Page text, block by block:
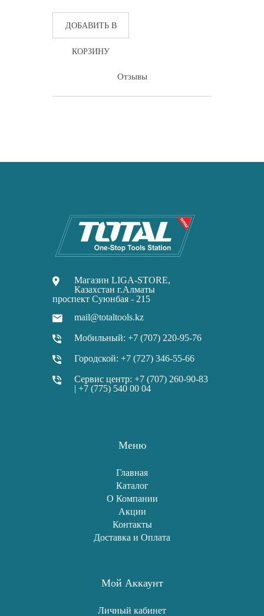
ДОБАВИТЬ В
КОРЗИНУ
Отзывы
Магазин LIGA-STORE,
Казахстан г.Алматы
проспект Суюнбая - 215
mail@totaltools.kz
Мобильный: +7 (707) 220-95-76
Городской: +7 (727) 346-55-66
Сервис центр: +7 (707) 260-90-83
| +7 (775) 540 00 04
Меню
Главная
Каталог
О Компании
Акции
Контакты
Доставка и Оплата
Мой Аккаунт
Личный кабинет